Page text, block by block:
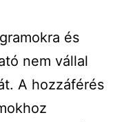
és
nem vállal
A hozzáférés